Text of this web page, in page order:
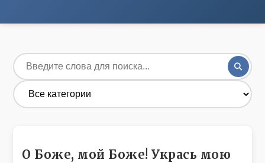
О Боже, мой Боже! Укрась мою